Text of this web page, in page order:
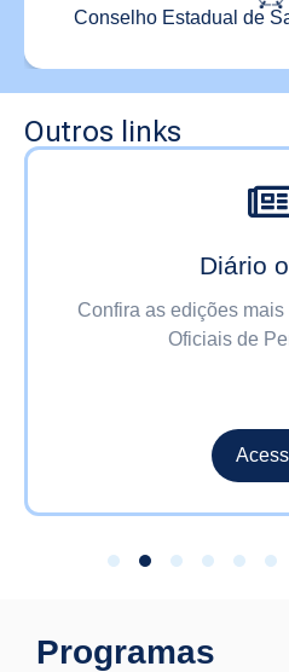
Conselho Estadual de
Outros links
Diário
Confira as edições
Oficiais de
Programas